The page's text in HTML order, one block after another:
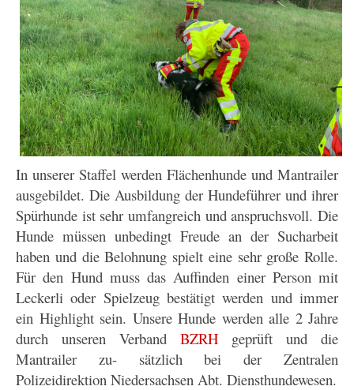
In unserer Staffel werden Flächenhunde und Mantrailer
ausgebildet. Die Ausbildung der Hundeführer und ihrer
Spürhunde ist sehr umfangreich und anspruchsvoll. Die
Hunde müssen unbedingt Freude an der Sucharbeit
haben und die Belohnung spielt eine sehr große Rolle.
Für den Hund muss das Auffinden einer Person mit
Leckerli oder Spielzeug bestätigt werden und immer
ein Highlight sein. Unsere Hunde werden alle 2 Jahre
durch unseren Verband BZRH geprüft und die
Mantrailer zu- sätzlich bei der Zentralen
Polizeidirektion Niedersachsen Abt. Diensthundewesen.